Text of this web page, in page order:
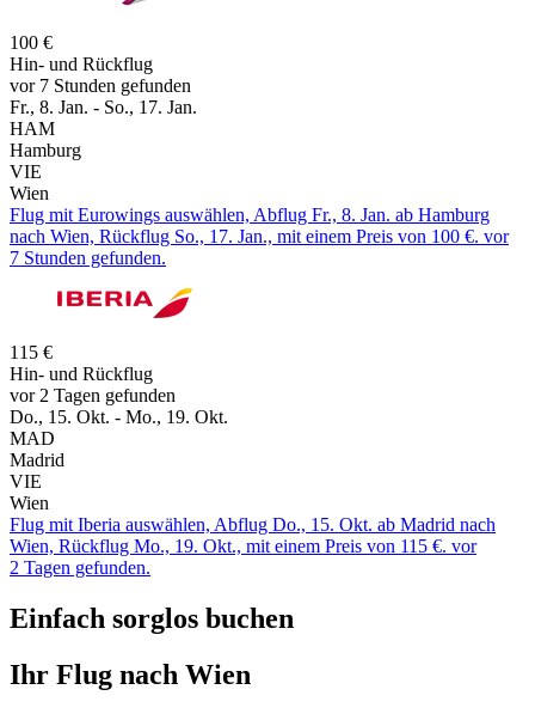
100 €
Hin- und Rückflug
vor 7 Stunden gefunden
Fr., 8. Jan. - So., 17. Jan.
HAM
Hamburg
VIE
Wien
Flug mit Eurowings auswählen, Abflug Fr., 8. Jan. ab Hamburg
nach Wien, Rückflug So., 17. Jan., mit einem Preis von 100 €. vor
7 Stunden gefunden.
115 €
Hin- und Rückflug
vor 2 Tagen gefunden
Do., 15. Okt. - Mo., 19. Okt.
MAD
Madrid
VIE
Wien
Flug mit Iberia auswählen, Abflug Do., 15. Okt. ab Madrid nach
Wien, Rückflug Mo., 19. Okt., mit einem Preis von 115 €. vor
2 Tagen gefunden.
Einfach sorglos buchen
Ihr Flug nach Wien